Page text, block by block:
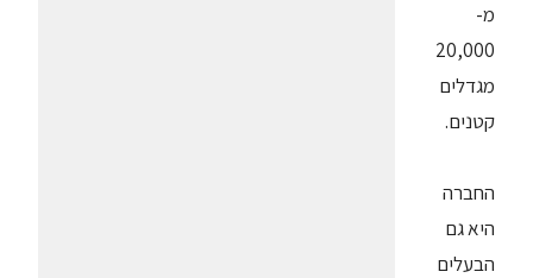
מ-
20,000
מגדלים
קטנים.
החברה
היא גם
הבעלים